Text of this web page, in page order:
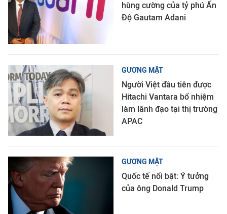
hùng cường của tỷ phú Ấn
Độ Gautam Adani
GƯƠNG MẶT
Người Việt đầu tiên được
Hitachi Vantara bổ nhiệm
làm lãnh đạo tại thị trường
APAC
GƯƠNG MẶT
Quốc tế nổi bật: Ý tưởng
của ông Donald Trump